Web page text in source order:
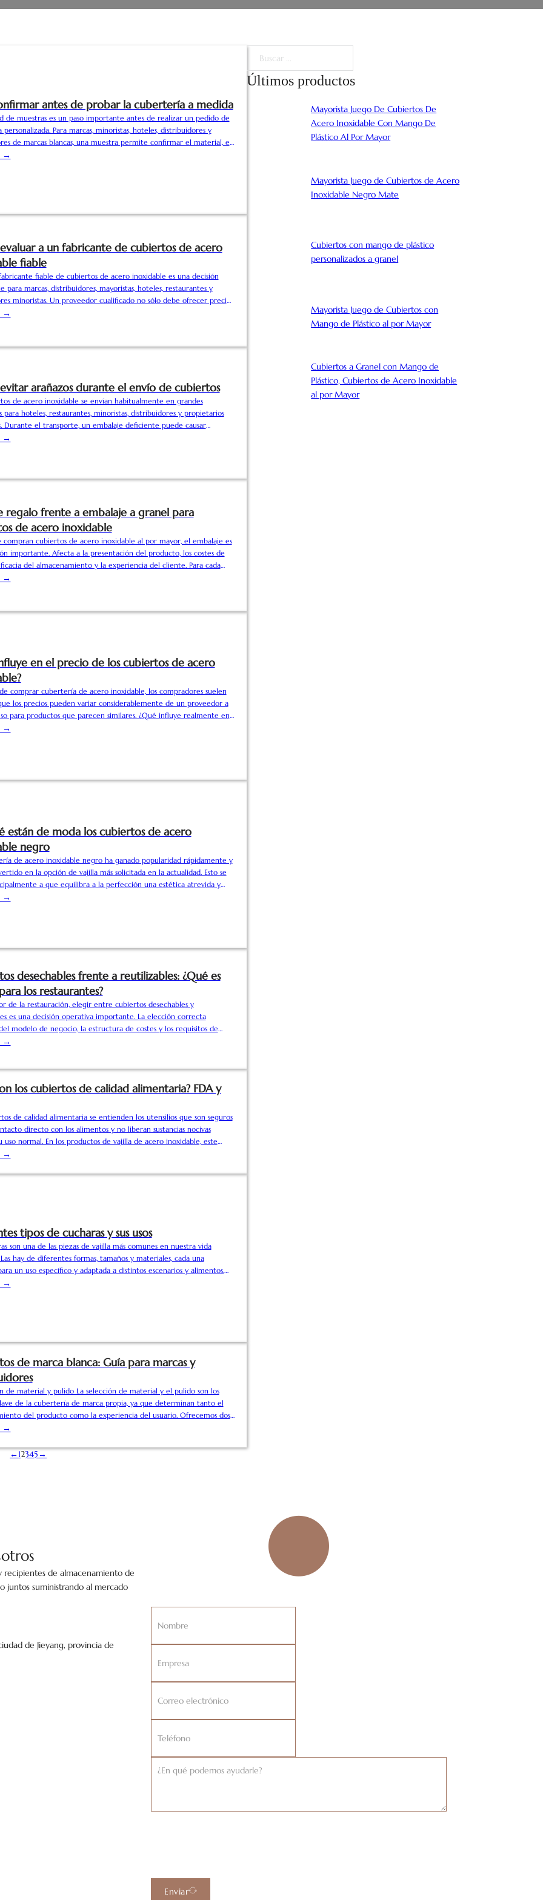
antes de probar la cubertería a medida
de muestras es un paso importante antes de realizar un pedido de
Para marcas, minoristas, hoteles, distribuidores y
de marcas blancas, una muestra permite confirmar el material, el
peso, el efecto del logotipo, el embalaje y la calidad general antes
→
a un fabricante de cubiertos de acero
fiable
fiable de cubiertos de acero inoxidable es una decisión
para marcas, distribuidores, mayoristas, hoteles, restaurantes y
minoristas. Un proveedor cualificado no sólo debe ofrecer precios
sino también proporcionar material de calidad estable, fuerte
los compradores deben...
→
arañazos durante el envío de cubiertos
de acero inoxidable se envían habitualmente en grandes
para hoteles, restaurantes, minoristas, distribuidores y propietarios
Durante el transporte, un embalaje deficiente puede causar
de fricción, deformaciones o superficies dañadas. Para los
→
regalo frente a embalaje a granel para
de acero inoxidable
compran cubiertos de acero inoxidable al por mayor, el embalaje es
importante. Afecta a la presentación del producto, los costes de
del almacenamiento y la experiencia del cliente. Para cada
la mejor opción de embalaje puede variar. Las marcas minoristas
granel para reducir costes....
→
en el precio de los cubiertos de acero
comprar cubertería de acero inoxidable, los compradores suelen
los precios pueden variar considerablemente de un proveedor a
para productos que parecen similares. ¿Qué influye realmente en
los cubiertos de acero inoxidable? Entender los factores clave de
→
están de moda los cubiertos de acero
negro
de acero inoxidable negro ha ganado popularidad rápidamente y
en la opción de vajilla más solicitada en la actualidad. Esto se
a que equilibra a la perfección una estética atrevida y
ventajas fundamentales de la practicidad y el fácil mantenimiento,
→
desechables frente a reutilizables: ¿Qué es
los restaurantes?
de la restauración, elegir entre cubiertos desechables y
es una decisión operativa importante. La elección correcta
modelo de negocio, la estructura de costes y los requisitos de
del cliente. Los cubiertos desechables se utilizan mucho en los
→
los cubiertos de calidad alimentaria? FDA y
de calidad alimentaria se entienden los utensilios que son seguros
directo con los alimentos y no liberan sustancias nocivas
uso normal. En los productos de vajilla de acero inoxidable, este
estrechamente relacionado con la calidad del material, las
La mayoría de los cubiertos aptos para uso alimentario
→
tipos de cucharas y sus usos
son una de las piezas de vajilla más comunes en nuestra vida
hay de diferentes formas, tamaños y materiales, cada una
un uso específico y adaptada a distintos escenarios y alimentos.
hasta la mesa del comedor, la diversidad de cucharas satisface
→
de marca blanca: Guía para marcas y
de material y pulido La selección de material y el pulido son los
de la cubertería de marca propia, ya que determinan tanto el
del producto como la experiencia del usuario. Ofrecemos dos
acero inoxidable de primera calidad, ambas conformes con las
son esenciales para el reconocimiento de la marca.
→
←12345→
Buscar
Últimos productos
Mayorista Juego De Cubiertos De
Acero Inoxidable Con Mango De
Plástico Al Por Mayor
Mayorista Juego de Cubiertos de Acero
Inoxidable Negro Mate
Cubiertos con mango de plástico
personalizados a granel
Mayorista Juego de Cubiertos con
Mango de Plástico al por Mayor
Cubiertos a Granel con Mango de
Plástico, Cubiertos de Acero Inoxidable
al por Mayor
recipientes de almacenamiento de
juntos suministrando al mercado
de Jieyang, provincia de
Enviar